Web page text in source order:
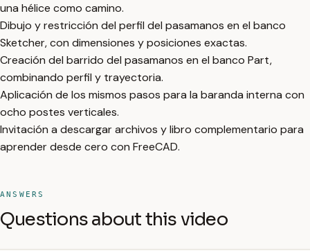
una hélice como camino.
Dibujo y restricción del perfil del pasamanos en el banco
Sketcher, con dimensiones y posiciones exactas.
Creación del barrido del pasamanos en el banco Part,
combinando perfil y trayectoria.
Aplicación de los mismos pasos para la baranda interna con
ocho postes verticales.
Invitación a descargar archivos y libro complementario para
aprender desde cero con FreeCAD.
ANSWERS
Questions about this video